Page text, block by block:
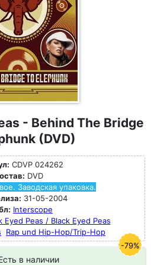
- Behind The Bridge
(DVD)
CDVP 024262
DVD
Заводская упаковка.
31-05-2004
Interscope
Eyed Peas / Black Eyed Peas
Rap und Hip-Hop/Trip-Hop
в наличии
-79%